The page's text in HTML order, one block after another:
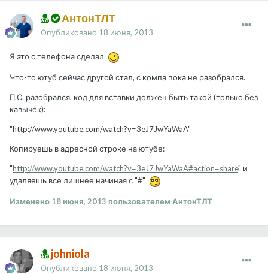
АнтонТЛТ
Опубликовано 18 июня, 2013
Я это с телефона сделал
Что-то ютуб сейчас другой стал, с компа пока не разобрался.
П.С. разобрался, код для вставки должен быть такой (только без
кавычек):
"http://www.youtube.com/watch?v=3eJ7JwYaWaA"
Копируешь в адресной строке на ютубе:
"http://www.youtube.com/watch?v=3eJ7JwYaWaA#action=share" и
удаляешь все лишнее начиная с "#"
Изменено 18 июня, 2013 пользователем АнтонТЛТ
johniola
Опубликовано 18 июня, 2013